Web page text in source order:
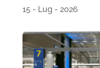
15 - Lug - 2026